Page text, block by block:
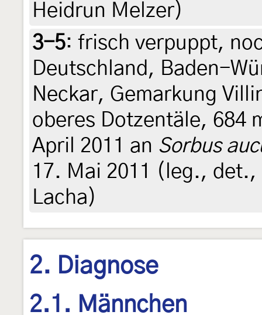
Heidrun Melzer)
3-5: frisch verpuppt,
Deutschland, Baden-
Neckar, Gemarkung
oberes Dotzentäle, 684
April 2011 an Sorbus
17. Mai 2011 (leg.,
Lacha)
2. Diagnose
2.1. Männchen